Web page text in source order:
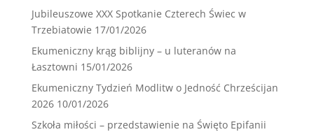
Jubileuszowe XXX Spotkanie Czterech Świec w
Trzebiatowie 17/01/2026
Ekumeniczny krąg biblijny – u luteranów na
Łasztowni 15/01/2026
Ekumeniczny Tydzień Modlitw o Jedność Chrześcijan
2026 10/01/2026
Szkoła miłości – przedstawienie na Święto Epifanii